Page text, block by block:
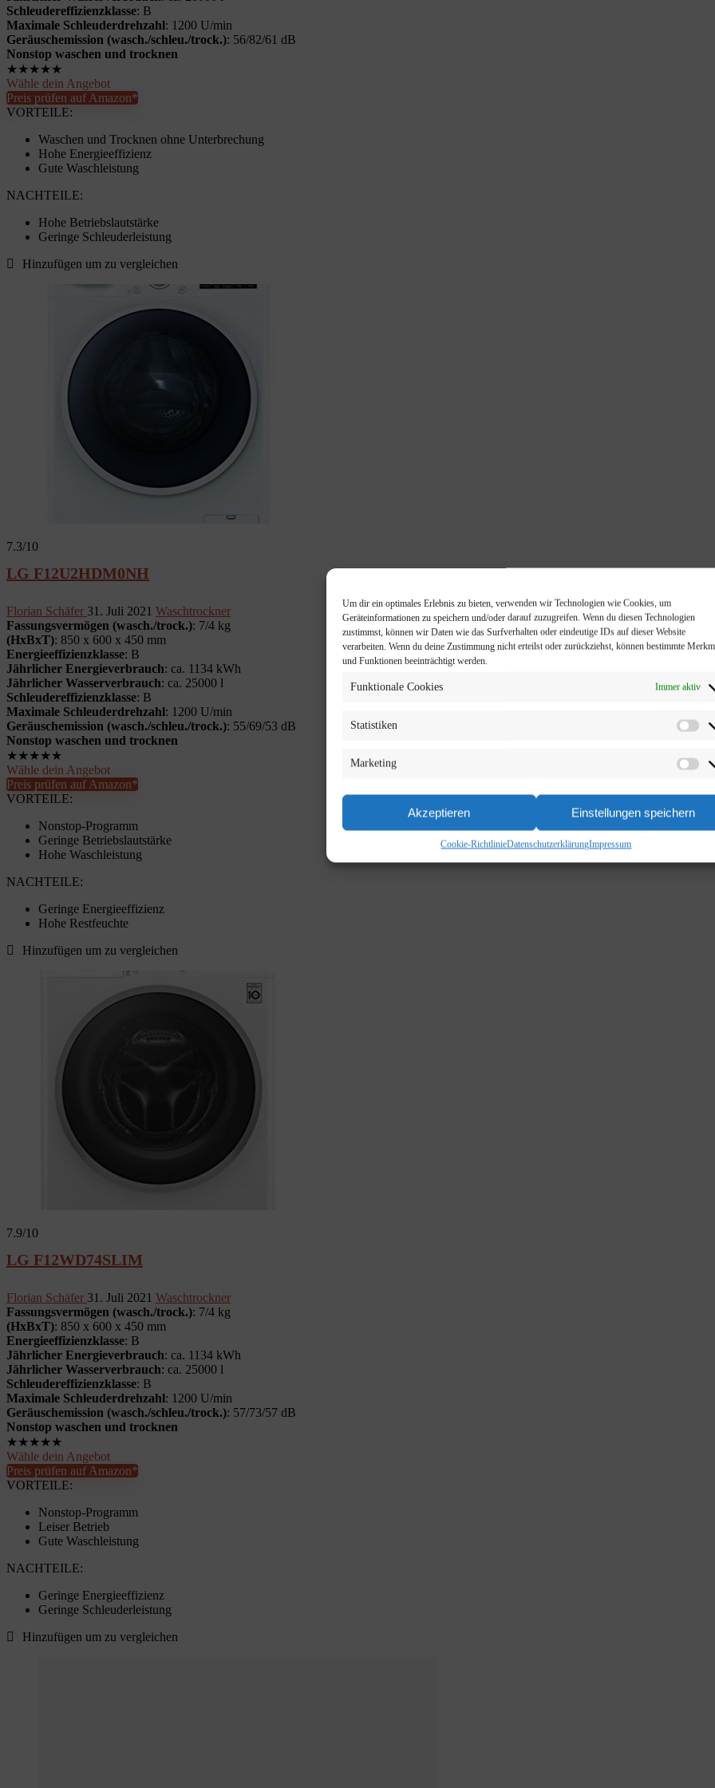
Um dir ein optimales Erlebnis zu bieten, verwenden wir Technologien wie Cookies, um
Geräteinformationen zu speichern und/oder darauf zuzugreifen. Wenn du diesen Technologien
zustimmst, können wir Daten wie das Surfverhalten oder eindeutige IDs auf dieser Website
verarbeiten. Wenn du deine Zustimmung nicht erteilst oder zurückziehst, können bestimmte
und Funktionen beeinträchtigt werden.
Funktionale Cookies Immer aktiv
Statistiken
Marketing
Akzeptieren Einstellungen speichern
Cookie-RichtlinieDatenschutzerklärungImpressum
Schleudereffizienzklasse: B
Maximale Schleuderdrehzahl: 1200 U/min
Geräuschemission (wasch./schleu./trock.): 56/82/61 dB
Nonstop waschen und trocknen
★★★★★
Wähle dein Angebot
Preis prüfen auf Amazon*
VORTEILE:
Waschen und Trocknen ohne Unterbrechung
Hohe Energieeffizienz
Gute Waschleistung
NACHTEILE:
Hohe Betriebslautstärke
Geringe Schleuderleistung
Hinzufügen um zu vergleichen
7.3/10
LG F12U2HDM0NH
Florian Schäfer 31. Juli 2021 Waschtrockner
Fassungsvermögen (wasch./trock.): 7/4 kg
(HxBxT): 850 x 600 x 450 mm
Energieeffizienzklasse: B
Jährlicher Energieverbrauch: ca. 1134 kWh
Jährlicher Wasserverbrauch: ca. 25000 l
Schleudereffizienzklasse: B
Maximale Schleuderdrehzahl: 1200 U/min
Geräuschemission (wasch./schleu./trock.): 55/69/53 dB
Nonstop waschen und trocknen
★★★★★
Wähle dein Angebot
Preis prüfen auf Amazon*
VORTEILE:
Nonstop-Programm
Geringe Betriebslautstärke
Hohe Waschleistung
NACHTEILE:
Geringe Energieeffizienz
Hohe Restfeuchte
Hinzufügen um zu vergleichen
7.9/10
LG F12WD74SLIM
Florian Schäfer 31. Juli 2021 Waschtrockner
Fassungsvermögen (wasch./trock.): 7/4 kg
(HxBxT): 850 x 600 x 450 mm
Energieeffizienzklasse: B
Jährlicher Energieverbrauch: ca. 1134 kWh
Jährlicher Wasserverbrauch: ca. 25000 l
Schleudereffizienzklasse: B
Maximale Schleuderdrehzahl: 1200 U/min
Geräuschemission (wasch./schleu./trock.): 57/73/57 dB
Nonstop waschen und trocknen
★★★★★
Wähle dein Angebot
Preis prüfen auf Amazon*
VORTEILE:
Nonstop-Programm
Leiser Betrieb
Gute Waschleistung
NACHTEILE:
Geringe Energieeffizienz
Geringe Schleuderleistung
Hinzufügen um zu vergleichen